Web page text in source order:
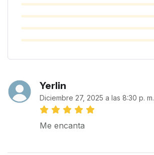
Yerlin
Diciembre 27, 2025 a las 8:30 p. m.
Me encanta